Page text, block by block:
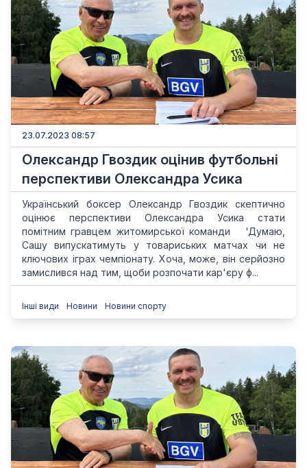
23.07.2023 08:57
Олександр Гвоздик оцінив футбольні
перспективи Олександра Усика
Український боксер Олександр Гвоздик скептично
оцінює перспективи Олександра Усика стати
помітним гравцем житомирської команди 'Думаю,
Сашу випускатимуть у товариських матчах чи не
ключових іграх чемпіонату. Хоча, може, він серйозно
замислився над тим, щоби розпочати кар'єру ф...
Інші види Новини Новини спорту